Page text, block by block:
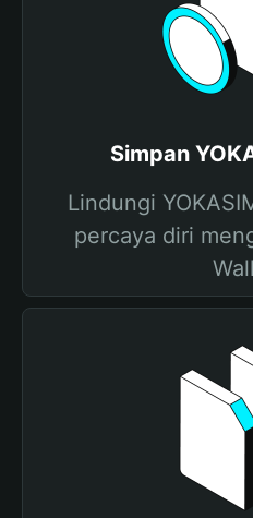
Simpan
Lindungi
percaya diri